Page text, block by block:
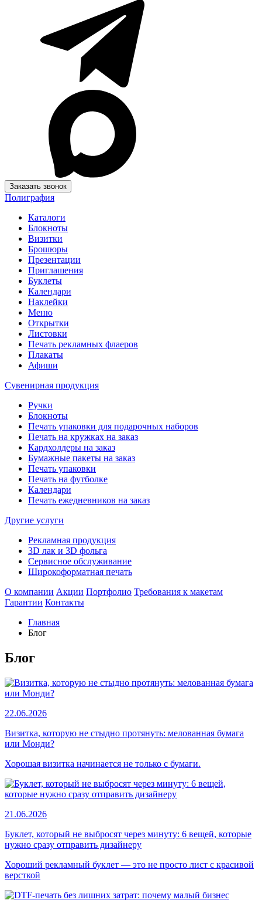
Заказать звонок
Полиграфия
Каталоги
Блокноты
Визитки
Брошюры
Презентации
Приглашения
Буклеты
Календари
Наклейки
Меню
Открытки
Листовки
Печать рекламных флаеров
Плакаты
Афиши
Сувенирная продукция
Ручки
Блокноты
Печать упаковки для подарочных наборов
Печать на кружках на заказ
Кардхолдеры на заказ
Бумажные пакеты на заказ
Печать упаковки
Печать на футболке
Календари
Печать ежедневников на заказ
Другие услуги
Рекламная продукция
3D лак и 3D фольга
Сервисное обслуживание
Широкоформатная печать
О компании Акции Портфолио Требования к макетам
Гарантии Контакты
Главная
Блог
Блог
22.06.2026
Визитка, которую не стыдно протянуть: мелованная бумага
или Монди?
Хорошая визитка начинается не только с бумаги.
21.06.2026
Буклет, который не выбросят через минуту: 6 вещей, которые
нужно сразу отправить дизайнеру
Хороший рекламный буклет — это не просто лист с красивой
версткой